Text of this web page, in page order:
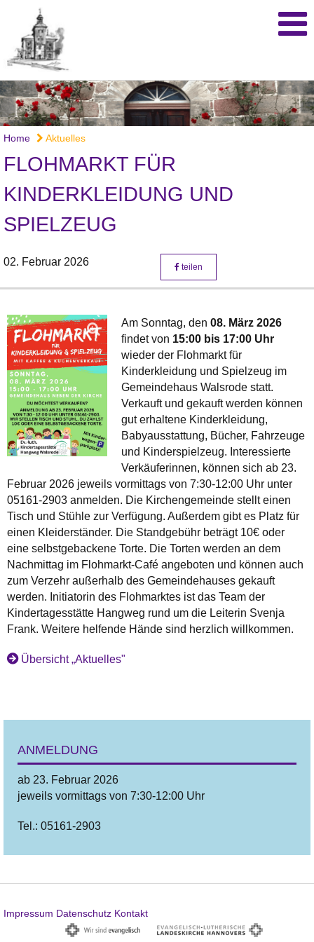
Home Aktuelles
FLOHMARKT FÜR
KINDERKLEIDUNG UND
SPIELZEUG
02. Februar 2026 teilen
Am Sonntag, den 08. März 2026
findet von 15:00 bis 17:00 Uhr
wieder der Flohmarkt für
Kinderkleidung und Spielzeug im
Gemeindehaus Walsrode statt.
Verkauft und gekauft werden können
gut erhaltene Kinderkleidung,
Babyausstattung, Bücher, Fahrzeuge
und Kinderspielzeug. Interessierte
Verkäuferinnen, können sich ab 23.
Februar 2026 jeweils vormittags von 7:30-12:00 Uhr unter
05161-2903 anmelden. Die Kirchengemeinde stellt einen
Tisch und Stühle zur Verfügung. Außerdem gibt es Platz für
einen Kleiderständer. Die Standgebühr beträgt 10€ oder
eine selbstgebackene Torte. Die Torten werden an dem
Nachmittag im Flohmarkt-Café angeboten und können auch
zum Verzehr außerhalb des Gemeindehauses gekauft
werden. Initiatorin des Flohmarktes ist das Team der
Kindertagesstätte Hangweg rund um die Leiterin Svenja
Frank. Weitere helfende Hände sind herzlich willkommen.
Übersicht „Aktuelles"
ANMELDUNG
ab 23. Februar 2026
jeweils vormittags von 7:30-12:00 Uhr
Tel.: 05161-2903
Impressum Datenschutz Kontakt